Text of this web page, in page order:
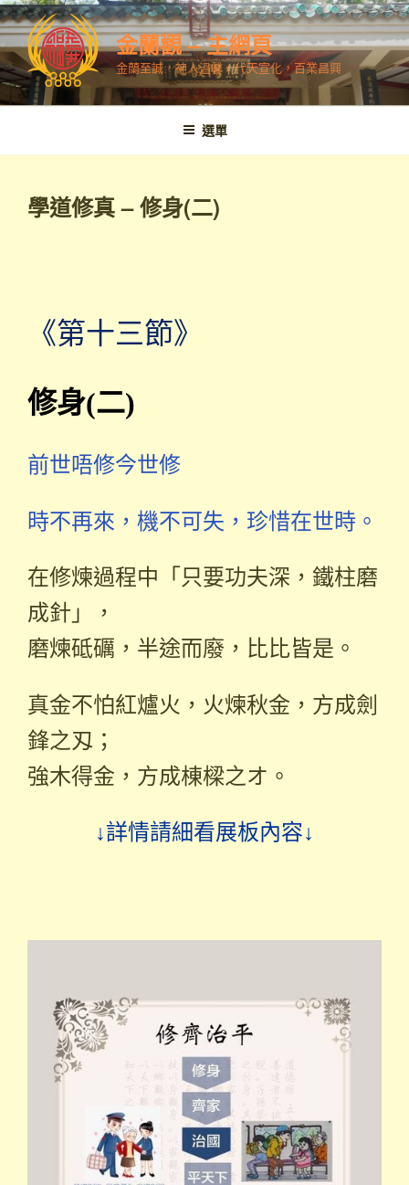
跳
至
內
容
金蘭觀 – 主網頁
金蘭至誠，神人溫馨，代天宣化，百業昌興
選單
學道修真 – 修身(二)
《第十三節》
修身(二)
前世唔修今世修
時不再來，機不可失，珍惜在世時。
在修煉過程中「只要功夫深，鐵柱磨
成針」，
磨煉砥礪，半途而廢，比比皆是。
真金不怕紅爐火，火煉秋金，方成劍
鋒之刄；
強木得金，方成棟樑之オ。
↓詳情請細看展板內容↓